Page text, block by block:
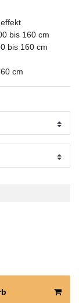
bis 160 cm
bis 160 cm
cm